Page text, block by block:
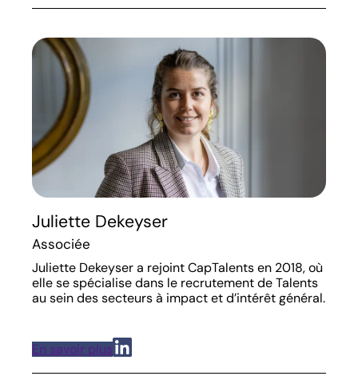
Juliette Dekeyser
Associée
Juliette Dekeyser a rejoint CapTalents en 2018, où
elle se spécialise dans le recrutement de Talents
au sein des secteurs à impact et d’intérêt général.
En savoir plus